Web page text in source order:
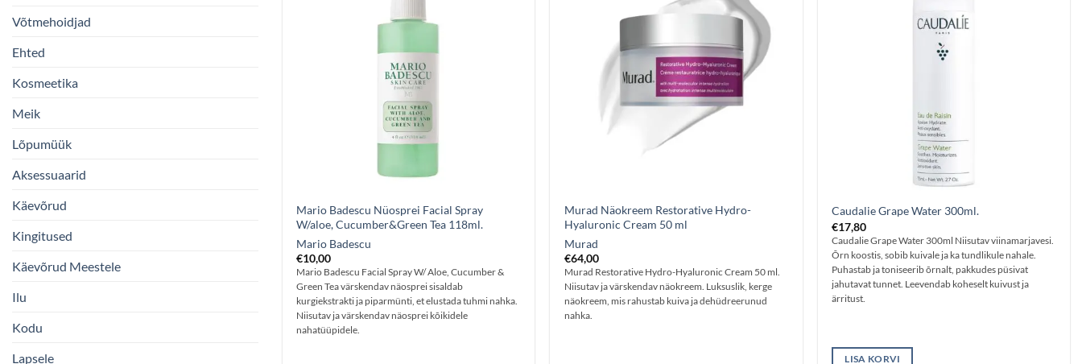
Võtmehoidjad
Ehted
Kosmeetika
Meik
Lõpumüük
Aksessuaarid
Käevõrud
Kingitused
Käevõrud Meestele
Ilu
Kodu
Lapsele
Mario Badescu Nüosprei Facial Spray
W/aloe, Cucumber&Green Tea 118ml.
Mario Badescu
€10,00
Mario Badescu Facial Spray W/ Aloe, Cucumber &
Green Tea värskendav näosprei sisaldab
kurgiekstrakti ja piparmünti, et elustada tuhmi nahka.
Niisutav ja värskendav näosprei kõikidele
nahatüüpidele.
Murad Näokreem Restorative Hydro-
Hyaluronic Cream 50 ml
Murad
€64,00
Murad Restorative Hydro-Hyaluronic Cream 50 ml.
Niisutav ja värskendav näokreem. Luksuslik, kerge
näokreem, mis rahustab kuiva ja dehüdreerunud
nahka.
Caudalie Grape Water 300ml.
€17,80
Caudalie Grape Water 300ml Niisutav viinamarjavesi.
Õrn koostis, sobib kuivale ja ka tundlikule nahale.
Puhastab ja toniseerib õrnalt, pakkudes püsivat
jahutavat tunnet. Leevendab koheselt kuivust ja
ärritust.
LISA KORVI